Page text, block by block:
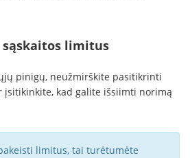
limitus
pinigų, neužmirškite pasitikrinti
įsitikinkite, kad galite išsiimti norimą
limitus, tai turėtumėte